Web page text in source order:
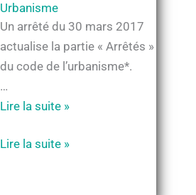
Urbanisme
Un arrêté du 30 mars 2017
actualise la partie « Arrêtés »
du code de l’urbanisme*.
…
Actualisation
code
Lire la suite »
Actualisation
Lire la suite »